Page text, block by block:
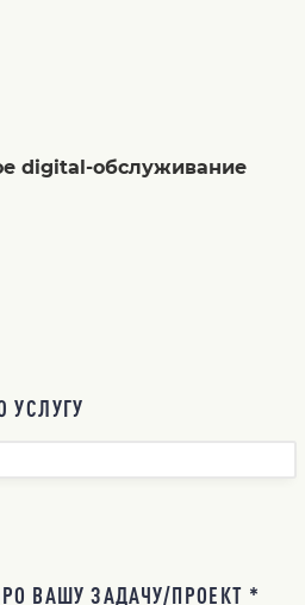
digital-обслуживание
УСЛУГУ
ВАШУ ЗАДАЧУ/ПРОЕКТ *